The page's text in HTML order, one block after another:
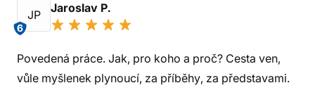
JP
6
Jaroslav P.
Povedená práce. Jak, pro koho a proč? Cesta ven,
vůle myšlenek plynoucí, za příběhy, za představami.